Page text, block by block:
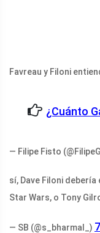
Favreau y Filoni
¿Cuánto
— Filipe Fisto
sí, Dave Filoni
Star Wars, o Tony
— SB (@s_bharmal_)